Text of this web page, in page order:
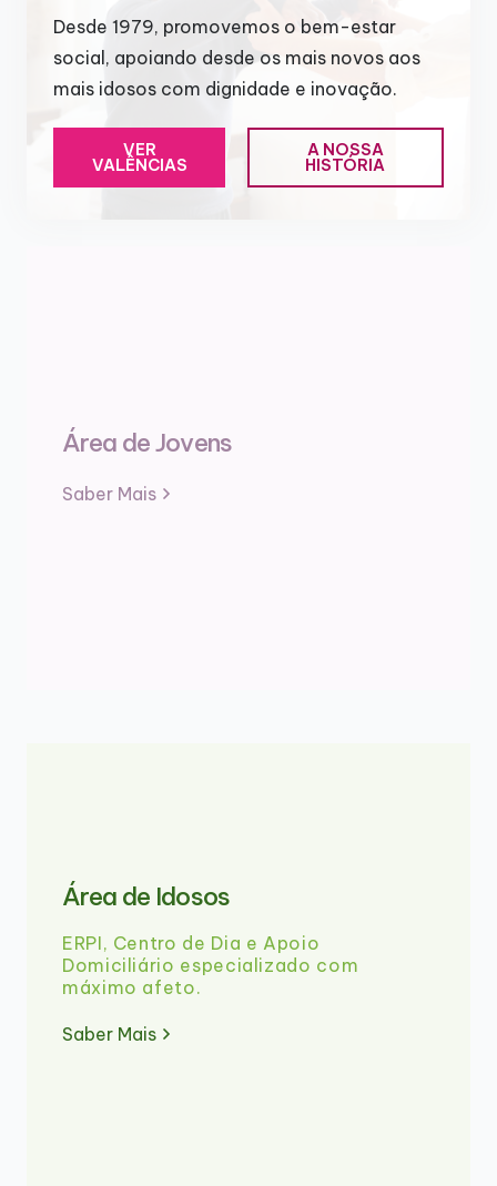
Desde 1979, promovemos o bem-estar
social, apoiando desde os mais novos aos
mais idosos com dignidade e inovação.
VER
VALÊNCIAS
A NOSSA
HISTÓRIA
Área de Jovens
Saber Mais
Área de Idosos
ERPI, Centro de Dia e Apoio
Domiciliário especializado com
máximo afeto.
Saber Mais